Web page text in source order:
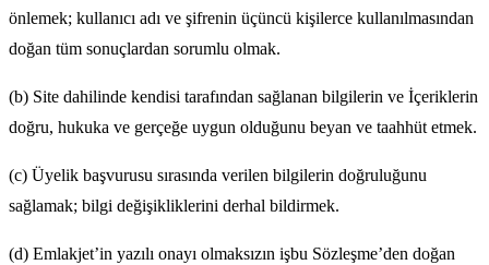
önlemek; kullanıcı adı ve şifrenin üçüncü kişilerce kullanılmasından
doğan tüm sonuçlardan sorumlu olmak.
(b) Site dahilinde kendisi tarafından sağlanan bilgilerin ve İçeriklerin
doğru, hukuka ve gerçeğe uygun olduğunu beyan ve taahhüt etmek.
(c) Üyelik başvurusu sırasında verilen bilgilerin doğruluğunu
sağlamak; bilgi değişikliklerini derhal bildirmek.
(d) Emlakjet’in yazılı onayı olmaksızın işbu Sözleşme’den doğan